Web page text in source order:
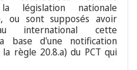
législation nationale
ou sont supposés avoir
international cette
base d'une notification
règle 20.8.a) du PCT qui